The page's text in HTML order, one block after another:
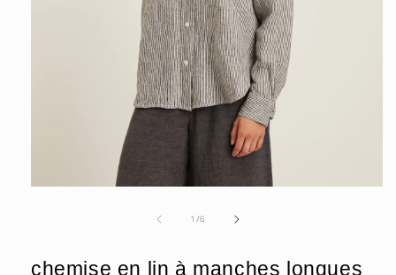
une
fenêtre
1 /de
6
chemise en lin à manches longues